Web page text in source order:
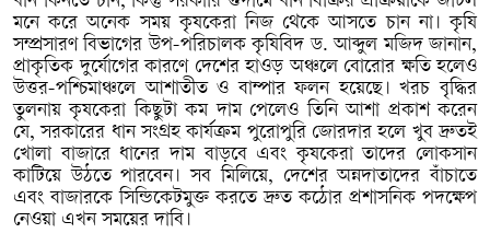
মনে করে অনেক সময় কৃষকেরা নিজ থেকে আসতে চান না। কৃষি
সম্প্রসারণ বিভাগের উপ-পরিচালক কৃষিবিদ ড. আব্দুল মজিদ জানান,
প্রাকৃতিক দুর্যোগের কারণে দেশের হাওড় অঞ্চলে বোরোর ক্ষতি হলেও
উত্তর-পশ্চিমাঞ্চলে আশাতীত ও বাম্পার ফলন হয়েছে। খরচ বৃদ্ধির
তুলনায় কৃষকেরা কিছুটা কম দাম পেলেও তিনি আশা প্রকাশ করেন
যে, সরকারের ধান সংগ্রহ কার্যক্রম পুরোপুরি জোরদার হলে খুব দ্রুতই
খোলা বাজারে ধানের দাম বাড়বে এবং কৃষকেরা তাদের লোকসান
কাটিয়ে উঠতে পারবেন। সব মিলিয়ে, দেশের অন্নদাতাদের বাঁচাতে
এবং বাজারকে সিন্ডিকেটমুক্ত করতে দ্রুত কঠোর প্রশাসনিক পদক্ষেপ
নেওয়া এখন সময়ের দাবি।